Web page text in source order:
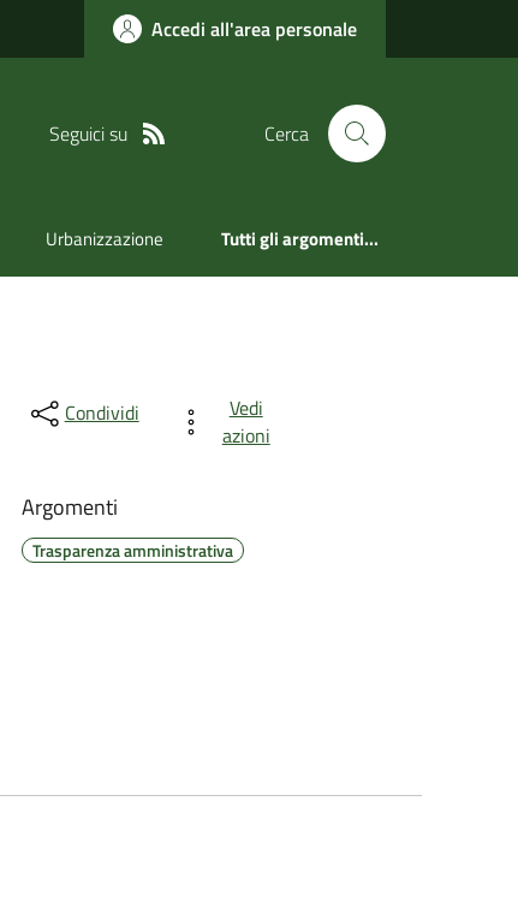
Accedi all'area personale
Seguici su Cerca
Urbanizzazione Tutti gli argomenti...
Condividi
Vedi
azioni
Argomenti
Trasparenza amministrativa